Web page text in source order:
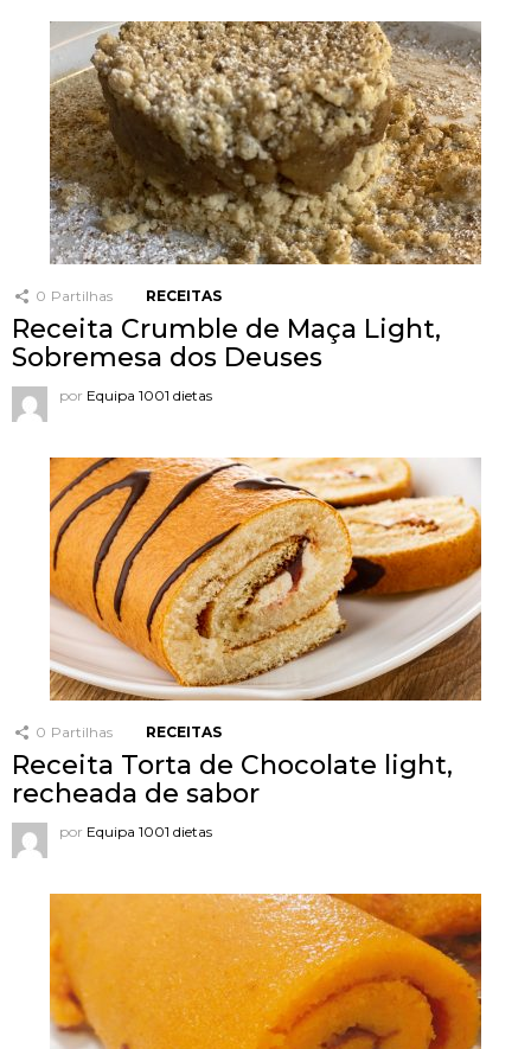
0 Partilhas RECEITAS
Receita Crumble de Maça Light,
Sobremesa dos Deuses
por Equipa 1001 dietas
0 Partilhas RECEITAS
Receita Torta de Chocolate light,
recheada de sabor
por Equipa 1001 dietas